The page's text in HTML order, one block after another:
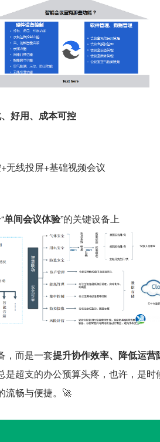
好用、成本可控
无线投屏+基础视频会议
单间会议体验”的关键设备上
，而是一套提升协作效率、降低运
是超支的办公预算头疼，也许，是
流畅与便捷。🚀